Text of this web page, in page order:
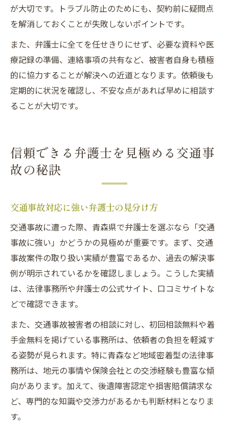
が大切です。トラブル防止のためにも、契約前に疑問点
を解消しておくことが失敗しないポイントです。
また、弁護士に全てを任せきりにせず、必要な資料や医
療記録の準備、連絡事項の共有など、被害者自身も積極
的に協力することが解決への近道となります。依頼後も
定期的に状況を確認し、不安な点があれば早めに相談す
ることが大切です。
信頼できる弁護士を見極める交通事
故の秘訣
交通事故対応に強い弁護士の見分け方
交通事故に遭った際、青森県で弁護士を選ぶなら「交通
事故に強い」かどうかの見極めが重要です。まず、交通
事故案件の取り扱い実績が豊富であるか、過去の解決事
例が明示されているかを確認しましょう。こうした実績
は、法律事務所や弁護士の公式サイト、口コミサイトな
どで確認できます。
また、交通事故被害者の相談に対し、初回相談無料や着
手金無料を掲げている事務所は、依頼者の負担を軽減す
る姿勢が見られます。特に青森など地域密着型の法律事
務所は、地元の事情や保険会社との交渉経験も豊富な傾
向があります。加えて、後遺障害認定や損害賠償請求な
ど、専門的な知識や交渉力があるかも判断材料となりま
す。